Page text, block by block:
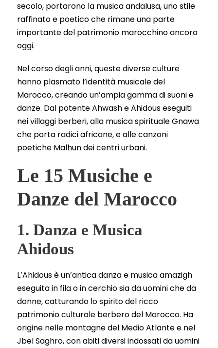
secolo, portarono la musica andalusa, uno stile
raffinato e poetico che rimane una parte
importante del patrimonio marocchino ancora
oggi.
Nel corso degli anni, queste diverse culture
hanno plasmato l’identità musicale del
Marocco, creando un’ampia gamma di suoni e
danze. Dal potente Ahwash e Ahidous eseguiti
nei villaggi berberi, alla musica spirituale Gnawa
che porta radici africane, e alle canzoni
poetiche Malhun dei centri urbani.
Le 15 Musiche e
Danze del Marocco
1. Danza e Musica
Ahidous
L’Ahidous è un’antica danza e musica amazigh
eseguita in fila o in cerchio sia da uomini che da
donne, catturando lo spirito del ricco
patrimonio culturale berbero del Marocco. Ha
origine nelle montagne del Medio Atlante e nel
Jbel Saghro, con abiti diversi indossati da uomini